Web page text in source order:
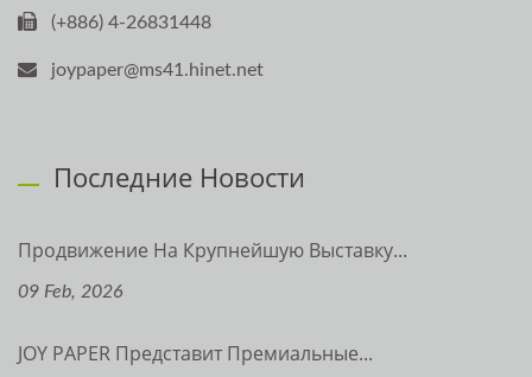
(+886) 4-26831448
joypaper@ms41.hinet.net
Последние Новости
Продвижение На Крупнейшую Выставку...
09 Feb, 2026
JOY PAPER Представит Премиальные...